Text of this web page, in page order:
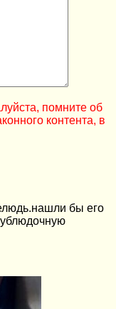
помните об
контента, в
бы его